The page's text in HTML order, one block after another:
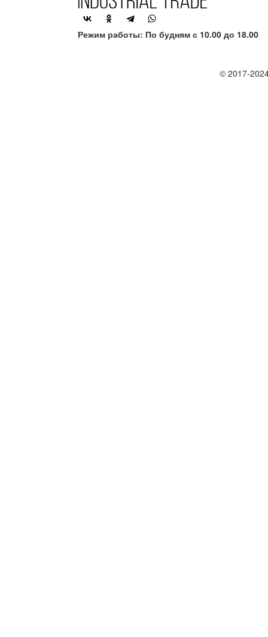
Режим работы: По будням с 10.00 до 18.00
© 2017-